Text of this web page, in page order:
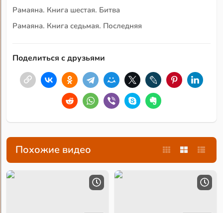
Рамаяна. Книга шестая. Битва
Рамаяна. Книга седьмая. Последняя
Поделиться с друзьями
Похожие видео